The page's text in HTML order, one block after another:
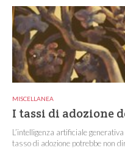
MISCELLANEA
I tassi di adozione
L’intelligenza artificiale
tasso di adozione potrebbe non